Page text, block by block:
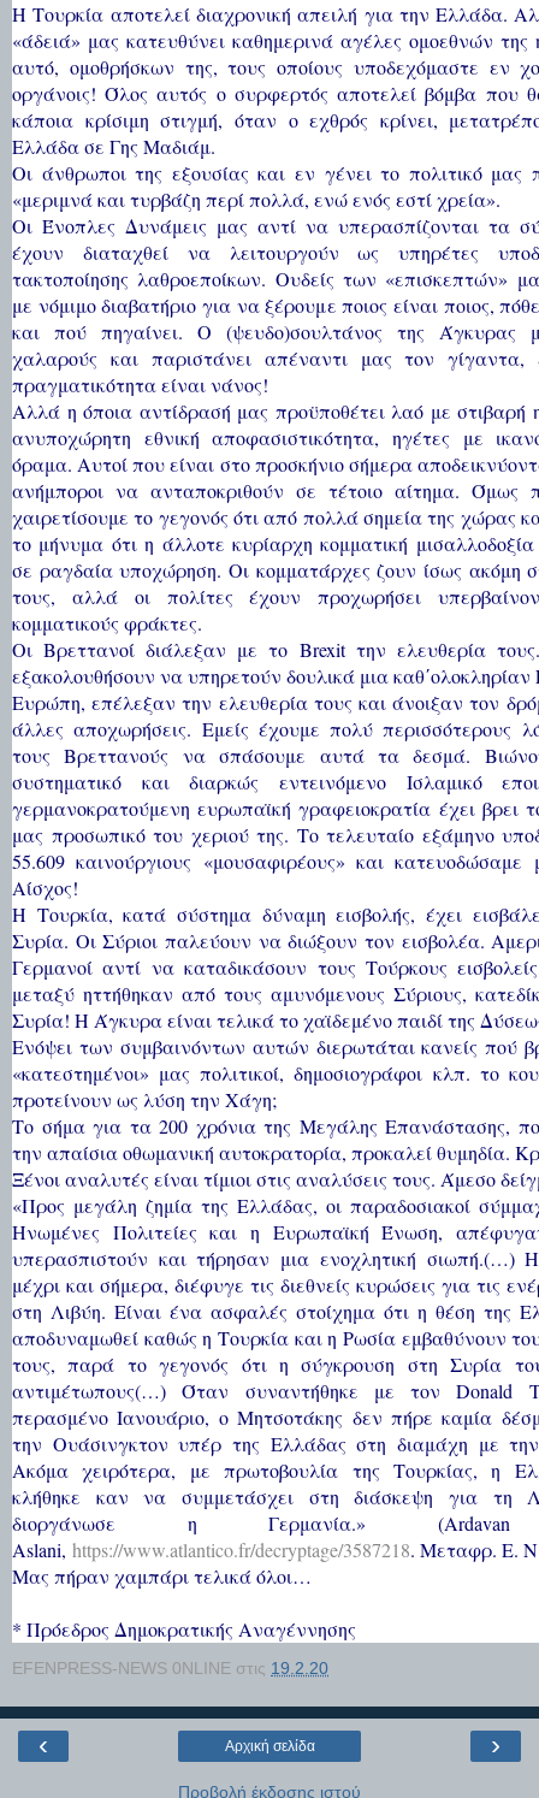
Η Τουρκία αποτελεί διαχρονική απειλή για την Ελλάδα.
«άδειά» μας κατευθύνει καθημερινά αγέλες ομοεθνών της
αυτό, ομοθρήσκων της, τους οποίους υποδεχόμαστε εν
οργάνοις! Όλος αυτός ο συρφερτός αποτελεί βόμβα που
κάποια κρίσιμη στιγμή, όταν ο εχθρός κρίνει,
Ελλάδα σε Γης Μαδιάμ.
Οι άνθρωποι της εξουσίας και εν γένει το πολιτικό μας
«μεριμνά και τυρβάζη περί πολλά, ενώ ενός εστί χρεία».
Οι Ένοπλες Δυνάμεις μας αντί να υπερασπίζονται τα
έχουν διαταχθεί να λειτουργούν ως υπηρέτες
τακτοποίησης λαθροεποίκων. Ουδείς των «επισκεπτών»
με νόμιμο διαβατήριο για να ξέρουμε ποιος είναι ποιος,
και πού πηγαίνει. Ο (ψευδο)σουλτάνος της Άγκυρας
χαλαρούς και παριστάνει απέναντι μας τον
πραγματικότητα είναι νάνος!
Αλλά η όποια αντίδρασή μας προϋποθέτει λαό με στιβαρή
ανυποχώρητη εθνική αποφασιστικότητα, ηγέτες με
όραμα. Αυτοί που είναι στο προσκήνιο σήμερα
ανήμποροι να ανταποκριθούν σε τέτοιο αίτημα. Όμως
χαιρετίσουμε το γεγονός ότι από πολλά σημεία της χώρας
το μήνυμα ότι η άλλοτε κυρίαρχη κομματική μισαλλοδοξία
σε ραγδαία υποχώρηση. Οι κομματάρχες ζουν ίσως ακόμη
τους, αλλά οι πολίτες έχουν προχωρήσει
κομματικούς φράκτες.
Οι Βρεττανοί διάλεξαν με το Brexit την ελευθερία
εξακολουθήσουν να υπηρετούν δουλικά μια καθ΄ολοκληρίαν
Ευρώπη, επέλεξαν την ελευθερία τους και άνοιξαν τον
άλλες αποχωρήσεις. Εμείς έχουμε πολύ περισσότερους
τους Βρεττανούς να σπάσουμε αυτά τα δεσμά.
συστηματικό και διαρκώς εντεινόμενο Ισλαμικό
γερμανοκρατούμενη ευρωπαϊκή γραφειοκρατία έχει βρει
μας προσωπικό του χεριού της. Το τελευταίο εξάμηνο
55.609 καινούργιους «μουσαφιρέους» και κατευοδώσαμε
Αίσχος!
Η Τουρκία, κατά σύστημα δύναμη εισβολής, έχει
Συρία. Οι Σύριοι παλεύουν να διώξουν τον εισβολέα.
Γερμανοί αντί να καταδικάσουν τους Τούρκους
μεταξύ ηττήθηκαν από τους αμυνόμενους Σύριους,
Συρία! Η Άγκυρα είναι τελικά το χαϊδεμένο παιδί της
Ενόψει των συμβαινόντων αυτών διερωτάται κανείς πού
«κατεστημένοι» μας πολιτικοί, δημοσιογράφοι κλπ. το
προτείνουν ως λύση την Χάγη;
Το σήμα για τα 200 χρόνια της Μεγάλης Επανάστασης,
την απαίσια οθωμανική αυτοκρατορία, προκαλεί θυμηδία.
Ξένοι αναλυτές είναι τίμιοι στις αναλύσεις τους. Άμεσο
«Προς μεγάλη ζημία της Ελλάδας, οι παραδοσιακοί
Ηνωμένες Πολιτείες και η Ευρωπαϊκή Ένωση,
υπερασπιστούν και τήρησαν μια ενοχλητική σιωπή.(…)
μέχρι και σήμερα, διέφυγε τις διεθνείς κυρώσεις για τις
στη Λιβύη. Είναι ένα ασφαλές στοίχημα ότι η θέση της
αποδυναμωθεί καθώς η Τουρκία και η Ρωσία εμβαθύνουν
τους, παρά το γεγονός ότι η σύγκρουση στη Συρία
αντιμέτωπους(…) Όταν συναντήθηκε με τον Donald
περασμένο Ιανουάριο, ο Μητσοτάκης δεν πήρε καμία
την Ουάσινγκτον υπέρ της Ελλάδας στη διαμάχη με
Ακόμα χειρότερα, με πρωτοβουλία της Τουρκίας, η
κλήθηκε καν να συμμετάσχει στη διάσκεψη για τη
διοργάνωσε η Γερμανία.»
Aslani, https://www.atlantico.fr/decryptage/3587218. Μεταφρ. Ε.
Μας πήραν χαμπάρι τελικά όλοι…
* Πρόεδρος Δημοκρατικής Αναγέννησης
EFENPRESS-NEWS 0NLINE στις 19.2.20
‹ ›
Αρχική σελίδα
Προβολή έκδοσης ιστού